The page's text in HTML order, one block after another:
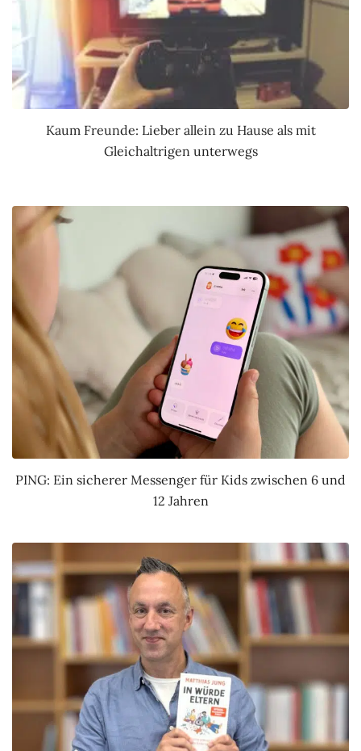
Kaum Freunde: Lieber allein zu Hause als mit
Gleichaltrigen unterwegs
PING: Ein sicherer Messenger für Kids zwischen 6 und
12 Jahren